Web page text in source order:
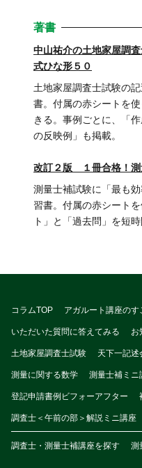
著書
中山祐介の土地家屋調
式ひな形５０
土地家屋調査士試験の
書。付属の赤シートを
きる。事例ごとに、「
の反映例」も掲載。
改訂２版 １冊合格！測
測量士補試験に「最も
習書。付属の赤シート
ト」と「過去問」を短
コラムTOP アガルート講座のす
いただいた質問に答えてみる お
土地家屋調査士試験 天下一記述
測量に関する数学 測量士補ミニ
登記申請書例ビフォーアフター
調査士＜午前の部＞解説ミニ講座
調査士・測量士補講座を探す 測